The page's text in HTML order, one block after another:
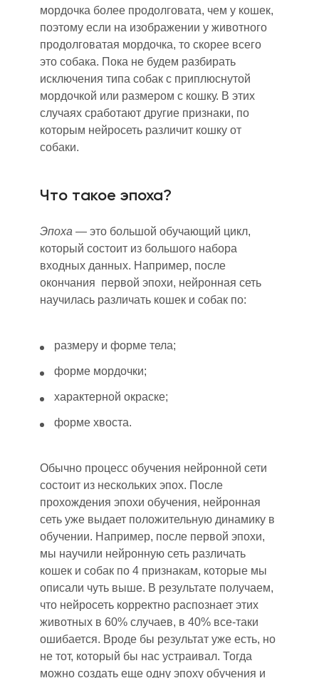
мордочка более продолговата, чем у кошек,
поэтому если на изображении у животного
продолговатая мордочка, то скорее всего
это собака. Пока не будем разбирать
исключения типа собак с приплюснутой
мордочкой или размером с кошку. В этих
случаях сработают другие признаки, по
которым нейросеть различит кошку от
собаки.
Что такое эпоха?
Эпоха — это большой обучающий цикл,
который состоит из большого набора
входных данных. Например, после
окончания первой эпохи, нейронная сеть
научилась различать кошек и собак по:
размеру и форме тела;
форме мордочки;
характерной окраске;
форме хвоста.
Обычно процесс обучения нейронной сети
состоит из нескольких эпох. После
прохождения эпохи обучения, нейронная
сеть уже выдает положительную динамику в
обучении. Например, после первой эпохи,
мы научили нейронную сеть различать
кошек и собак по 4 признакам, которые мы
описали чуть выше. В результате получаем,
что нейросеть корректно распознает этих
животных в 60% случаев, в 40% все-таки
ошибается. Вроде бы результат уже есть, но
не тот, который бы нас устраивал. Тогда
можно создать еще одну эпоху обучения и